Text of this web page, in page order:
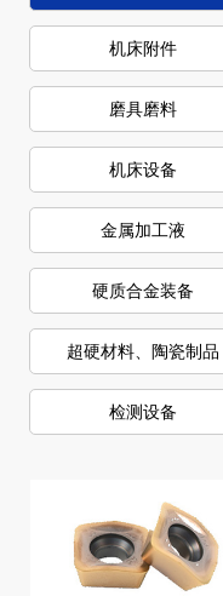
机床附件
磨具磨料
机床设备
金属加工液
硬质合金装备
超硬材料、陶瓷制品
检测设备